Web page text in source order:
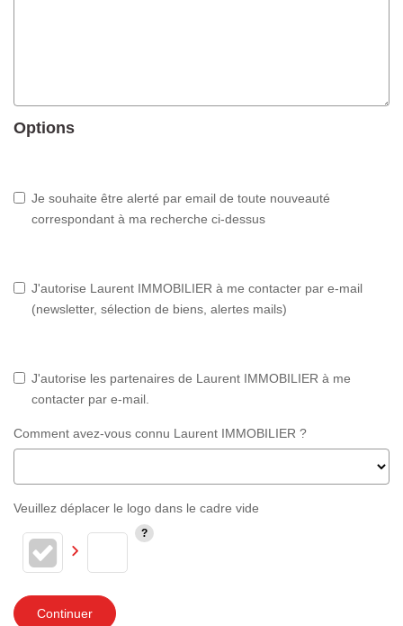
Options
Je souhaite être alerté par email de toute nouveauté
correspondant à ma recherche ci-dessus
J'autorise Laurent IMMOBILIER à me contacter par e-mail
(newsletter, sélection de biens, alertes mails)
J'autorise les partenaires de Laurent IMMOBILIER à me
contacter par e-mail.
Comment avez-vous connu Laurent IMMOBILIER ?
Veuillez déplacer le logo dans le cadre vide
Continuer